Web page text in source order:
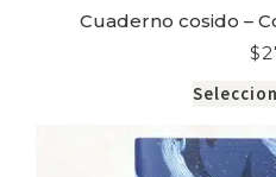
Cuaderno cosido –
$